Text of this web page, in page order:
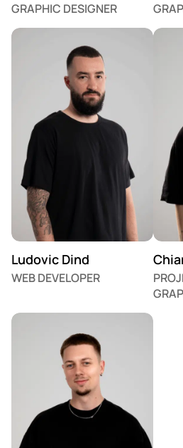
GRAPHIC DESIGNER
Ludovic Dind
WEB DEVELOPER